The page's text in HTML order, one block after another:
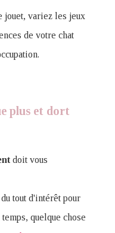
jouet, variez les jeux
de votre chat
plus et dort
doit vous
tout d'intérêt pour
quelque chose